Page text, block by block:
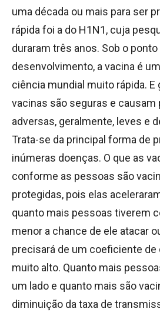
uma década ou mais para ser
rápida foi a do H1N1, cuja
duraram três anos. Sob o
desenvolvimento, a vacina é
ciência mundial muito rápida. E
vacinas são seguras e causam
adversas, geralmente, leves e
Trata-se da principal forma de
inúmeras doenças. O que as
conforme as pessoas são
protegidas, pois elas
quanto mais pessoas tiverem
menor a chance de ele atacar
precisará de um coeficiente
muito alto. Quanto mais
um lado e quanto mais são
diminuição da taxa de